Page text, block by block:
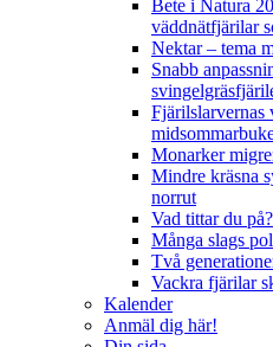
Bete i Natura
väddnätfjärilar
Nektar – tema
Snabb
Fjärilslarvernas
Monarker
Mindre kräsna
norrut
Vad tittar du på?
Många slags
Två
Vackra fjärilar
Kalender
Anmäl dig här!